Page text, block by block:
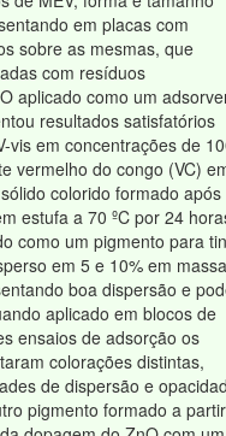
em placas com
sobre as mesmas, que
com resíduos
aplicado como um
resultados satisfatórios
vis em concentrações de
vermelho do congo (VC)
colorido formado após
estufa a 70 ºC por 24
como um pigmento para
em 5 e 10% em massa
boa dispersão e
aplicado em blocos de
ensaios de adsorção os
colorações distintas,
de dispersão e
pigmento formado a partir